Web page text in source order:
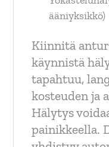
ääniyksikkö)
Kiinnitä
käynnistä
tapahtuu,
kosteuden ja
Hälytys
painikkeella.